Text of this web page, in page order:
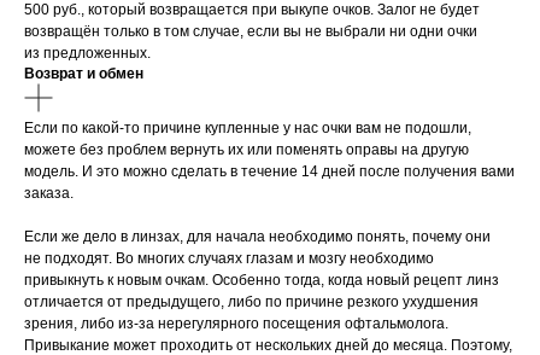
500 руб., который возвращается при выкупе очков. Залог не будет
возвращён только в том случае, если вы не выбрали ни одни очки
из предложенных.
Возврат и обмен
Если по какой-то причине купленные у нас очки вам не подошли,
можете без проблем вернуть их или поменять оправы на другую
модель. И это можно сделать в течение 14 дней после получения вами
заказа.
Если же дело в линзах, для начала необходимо понять, почему они
не подходят. Во многих случаях глазам и мозгу необходимо
привыкнуть к новым очкам. Особенно тогда, когда новый рецепт линз
отличается от предыдущего, либо по причине резкого ухудшения
зрения, либо из-за нерегулярного посещения офтальмолога.
Привыкание может проходить от нескольких дней до месяца. Поэтому,